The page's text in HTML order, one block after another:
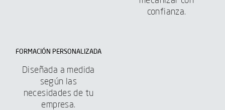
confianza.
FORMACIÓN PERSONALIZADA
Diseñada a medida
según las
necesidades de tu
empresa.